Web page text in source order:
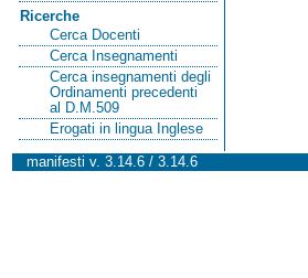
Ricerche
Cerca Docenti
Cerca Insegnamenti
Cerca insegnamenti degli
Ordinamenti precedenti
al D.M.509
Erogati in lingua Inglese
manifesti v. 3.14.6 / 3.14.6